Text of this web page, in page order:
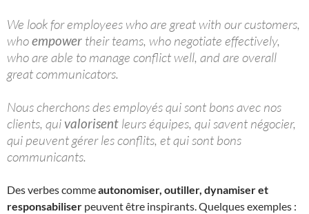
We look for employees who are great with our customers,
whoempower their teams, who negotiate effectively,
who are able to manage conflict well, and are overall
great communicators.
Nous cherchons des employés qui sont bons avec nos
clients, qui valorisent leurs équipes, qui savent négocier,
qui peuvent gérer les conflits, et qui sont bons
communicants.
Des verbes commeautonomiser, outiller, dynamiser et
responsabiliser peuvent être inspirants. Quelques exemples :